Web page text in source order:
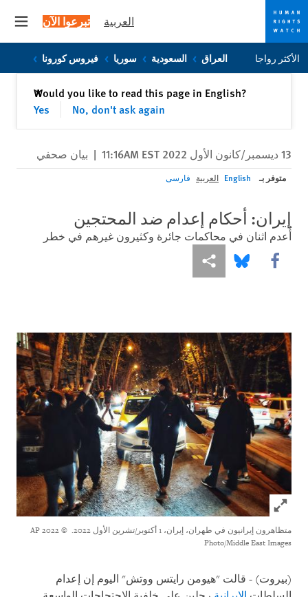
Skip
to
Skip
to
العربية تبرعوا الآن
الأكثر رواجا العراق السعودية سوريا فيروس كورونا
Would you like to read this page in English?
Yes
No, don't ask again
✕إغلاق
13 ديسمبر/كانون الأول 2022 11:16AM EST | بيان صحفي
متوفر بـ English العربية فارسی
إيران: أحكام إعدام ضد المحتجين
أُعدم اثنان في محاكمات جائرة وكثيرون غيرهم في خطر
Share this via Facebook
Share this via Bluesky
Share this via مشاركة
Click to expand Image
متظاهرون إيرانيون في طهران، إيران، 1 أكتوبر/تشرين الأول 2022.
© 2022 AP
Photo/Middle East Images
(بيروت) - قالت "هيومن رايتس ووتش" اليوم إن إعدام